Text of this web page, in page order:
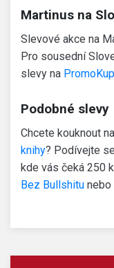
Martinus na
Slevové akce na
Pro sousední
slevy na
Podobné slevy
Chcete kouknout
knihy? Podívejte
kde vás čeká 250
Bez Bullshitu nebo